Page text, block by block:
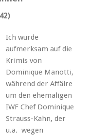
Ich wurde
aufmerksam auf die
Krimis von
Dominique Manotti,
während der Affäire
um den ehemaligen
IWF Chef Dominique
Strauss-Kahn, der
u.a. wegen